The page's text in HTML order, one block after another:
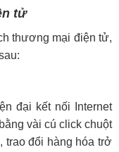
tử
thương mại điện tử,
đại kết nối Internet
vài cú click chuột
trao đổi hàng hóa trở